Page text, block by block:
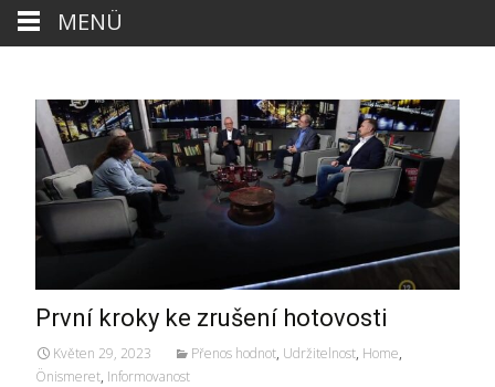
První kroky ke zrušení hotovosti
Květen 29, 2023 Přenos hodnot, Udržitelnost, Home,
Önismeret, Informovanost
MENÜ